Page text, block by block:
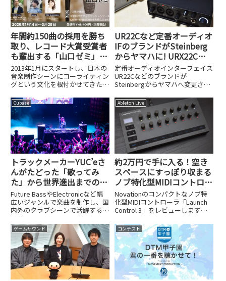
年間約150曲の採用を勝ち
取り、レコード大賞受賞者
も輩出する「山口ゼミ」の
凡人がプロ作曲家になるた
めの仕組み
2013年1月にスタートし、日本の
音楽制作シーンにコーライティン
グという文化を根付かせてきた作
月を1期として活動を続けてきた
この講座が、2025年1月をもっ
て、ついに第50期という大きな節
目を迎えます。その卒業...
UR22Cなど定番オーディオ
IFのブランドがSteinberg
からヤマハに! URX22Cや
UR22MK3など品番も変更
定番オーディオインターフェイス
UR22Cなどのブランドが
Steinbergからヤマハへ変更され
新しい品番と変更の背景を解説し
ます。
Cubase
トラックメーカーYUC’eさ
んがたどった「歌ってみ
た」から世界進出までの道
のり
Future BassやElectronicなど幅
広いジャンルで楽曲を制作し、国
内外のクラブシーンで活躍するア
@yuce_eさん。小学生時代のミ
ュージカル経験から始まり、ニコ
ニコ動画での「歌ってみた」を経
て...
Ableton Live
約2万円で手に入る！空き
スペースにすっぽり収まる
ノブ特化型MIDIコントロー
ラ、Novation Launch
Control 3
Novationのコンパクトなノブ特
化型MIDIコントローラ「Launch
Control 3」をレビューします。
ースに収まるサイズ感を紹介しま
す。
ゲームサウンド コンテスト